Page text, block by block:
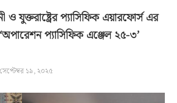
ও যুক্তরাষ্ট্রের প্যাসিফিক এয়ারফোর্স এর
প্যাসিফিক এঞ্জেল ২৫-৩’
সেপ্টেম্বর ১৯, ২০২৫